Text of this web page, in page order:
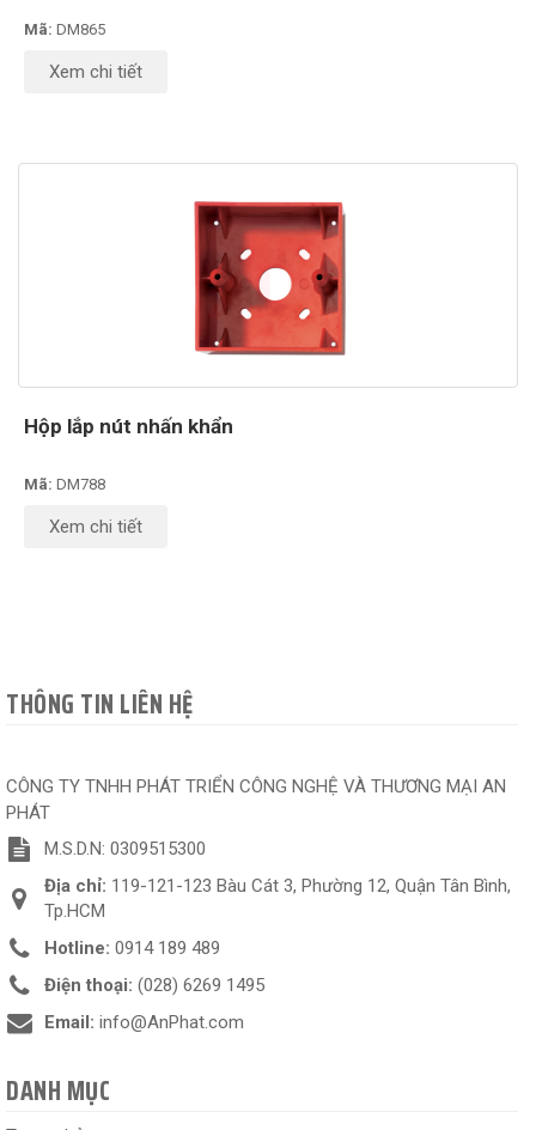
Mã: DM865
Xem chi tiết
Hộp lắp nút nhấn khẩn
Mã: DM788
Xem chi tiết
THÔNG TIN LIÊN HỆ
CÔNG TY TNHH PHÁT TRIỂN CÔNG NGHỆ VÀ THƯƠNG MẠI AN
PHÁT
M.S.D.N: 0309515300
Địa chỉ: 119-121-123 Bàu Cát 3, Phường 12, Quận Tân Bình,
Tp.HCM
Hotline: 0914 189 489
Điện thoại: (028) 6269 1495
Email: info@AnPhat.com
DANH MỤC